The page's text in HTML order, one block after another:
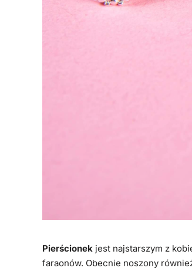
Pierścionek jest najstarszym z
faraonów. Obecnie noszony